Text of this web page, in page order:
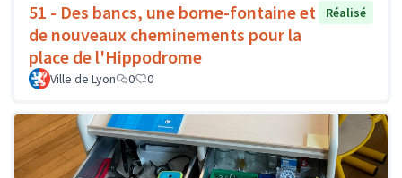
51 - Des bancs, une borne-fontaine et
de nouveaux cheminements pour la
place de l'Hippodrome
Réalisé
Ville de Lyon 0 0